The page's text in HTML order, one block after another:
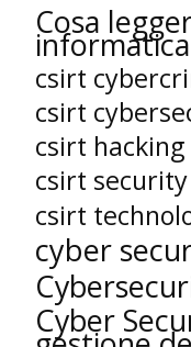
Cosa
informatica
csirt
csirt
csirt hacking
csirt security
csirt
cyber
Cyber